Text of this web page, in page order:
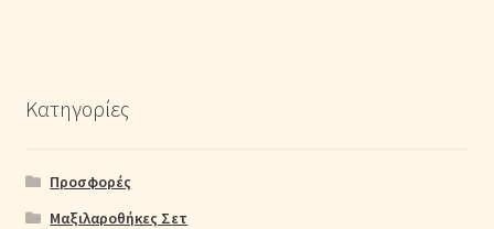
Κατηγορίες
Προσφορές
Μαξιλαροθήκες Σετ